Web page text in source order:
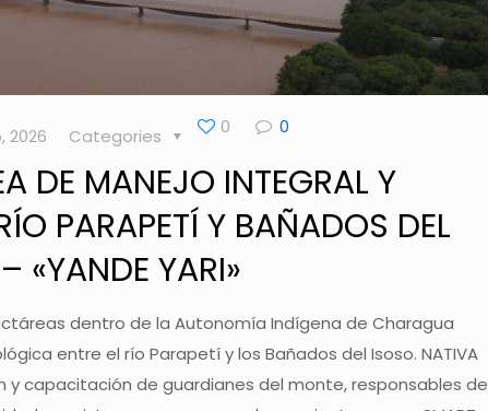
2026 Categories 0 0
DE MANEJO INTEGRAL Y
PARAPETÍ Y BAÑADOS DEL
«YANDE YARI»
dentro de la Autonomía Indígena de Charagua
entre el río Parapetí y los Bañados del Isoso. NATIVA
capacitación de guardianes del monte, responsables de